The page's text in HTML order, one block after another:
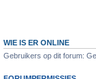
WIE IS ER ONLINE
Gebruikers op dit forum: